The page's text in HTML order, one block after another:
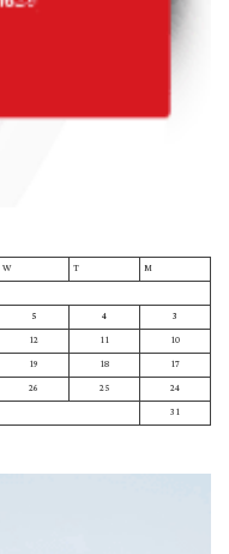
M
T
W
3
4
5
10
11
12
17
18
19
24
25
26
31